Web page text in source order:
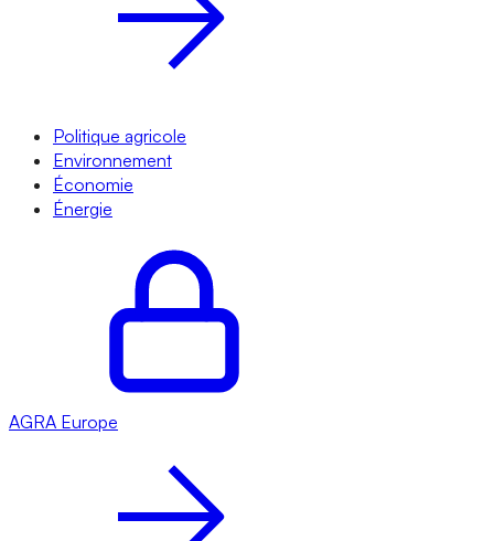
Politique agricole
Environnement
Économie
Énergie
AGRA Europe